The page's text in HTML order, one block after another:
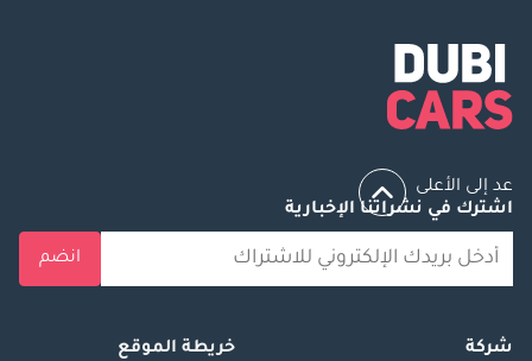
عد إلى الأعلى
اشترك في نشراتنا الإخبارية
انضم
شركة
خريطة الموقع